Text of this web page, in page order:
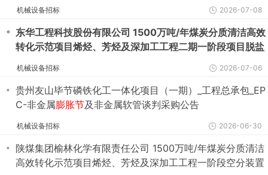
机械设备招标 2026-07-08
・ 东华工程科技股份有限公司 1500万吨/年煤炭分质清洁高效
转化示范项目烯烃、芳烃及深加工工程二期一阶段项目脱盐
告
机械设备招标 2026-07-06
・ 贵州友山毕节磷铁化工一体化项目（一期）_工程总承包_EP
C-非金属膨胀节及非金属软管谈判采购公告
机械设备招标 2026-06-30
・ 陕煤集团榆林化学有限责任公司 1500万吨/年煤炭分质清洁
高效转化示范项目烯烃、芳烃及深加工工程一阶段空分装置